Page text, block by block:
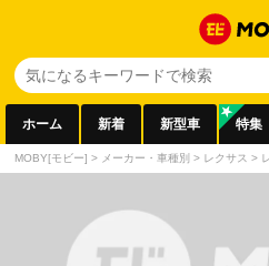
ホーム 新着 新型車 特集
MOBY[モビー] > メーカー・車種別 > レクサス >